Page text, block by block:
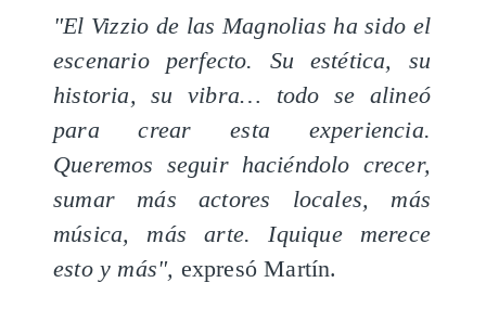
"El Vizzio de las Magnolias ha sido el
escenario perfecto. Su estética, su
historia, su vibra… todo se alineó
para crear esta experiencia.
Queremos seguir haciéndolo crecer,
sumar más actores locales, más
música, más arte. Iquique merece
esto y más", expresó Martín.